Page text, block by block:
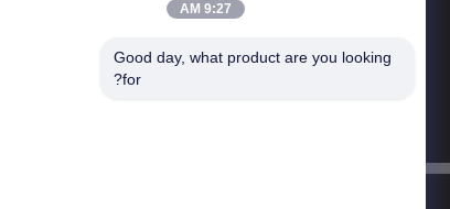
هاتف：00-86-13714394335
9:27 AM
Good day, what product are you looking
for?